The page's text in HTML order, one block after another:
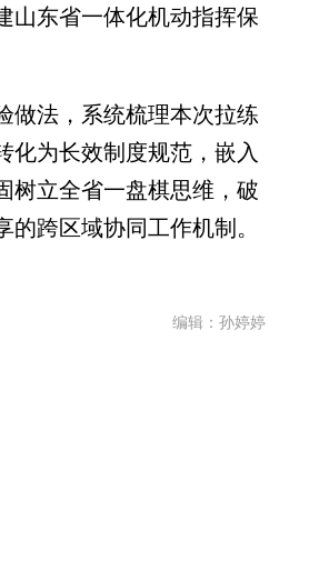
山东省一体化机动指挥保
法，系统梳理本次拉练
化为长效制度规范，嵌入
树立全省一盘棋思维，破
跨区域协同工作机制。
编辑：孙婷婷